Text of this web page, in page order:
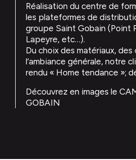
Réalisation du centre de
les plateformes de
groupe Saint Gobain (Point
Lapeyre, etc…).
Du choix des matériaux, des
l’ambiance générale, notre
rendu « Home tendance »;
Découvrez en images le
GOBAIN